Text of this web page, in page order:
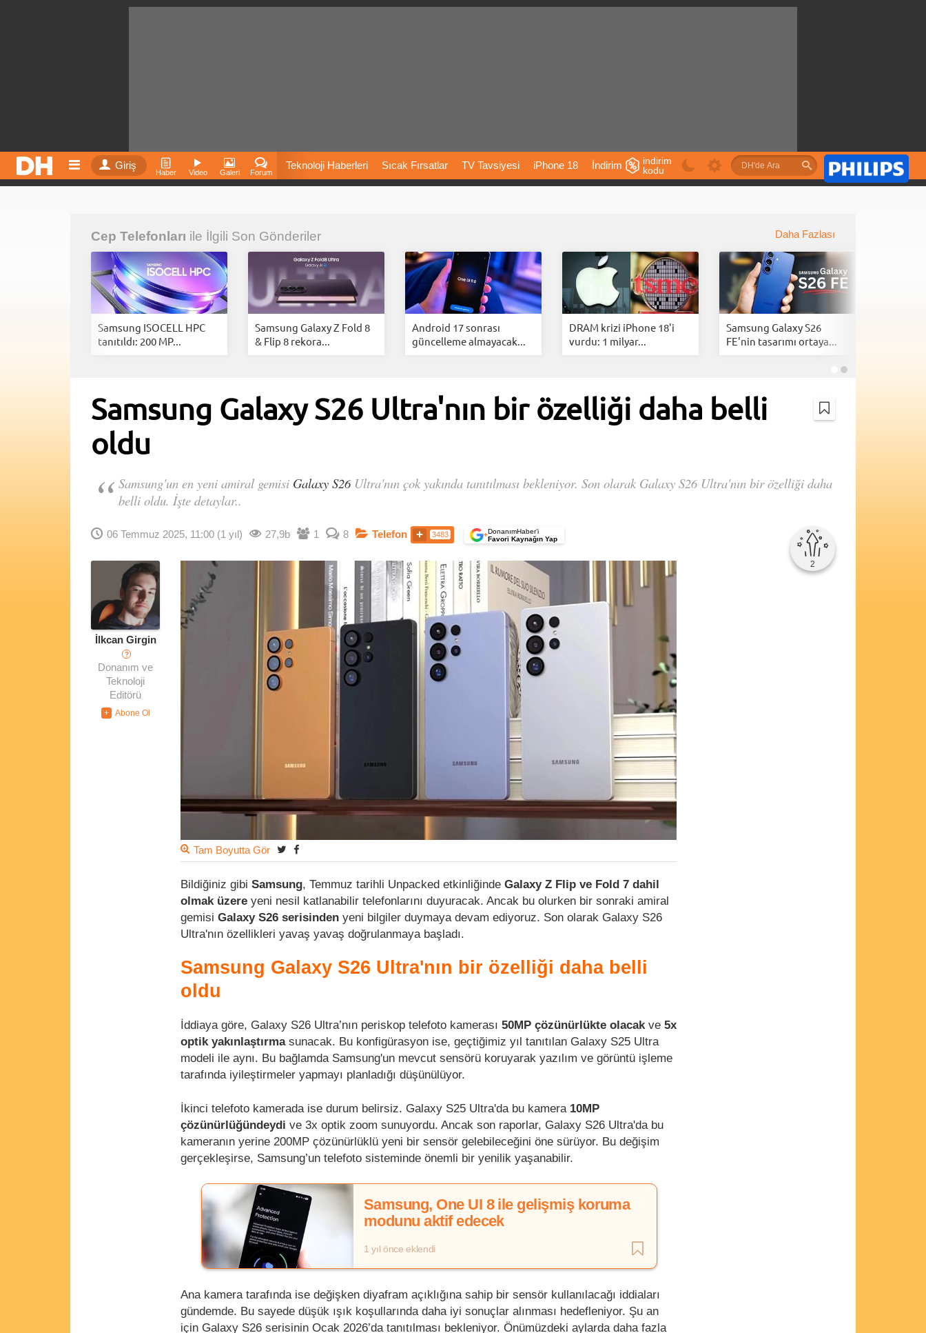
Giriş
Haber Video Galeri Forum
Teknoloji Haberleri Sıcak Fırsatlar TV Tavsiyesi iPhone 18 İndirim
Fiyatları
İnstagram Dondurma İnstagram Çöktü Mü
indirim
kodu
Cep Telefonları ile İlgili Son Gönderiler Daha Fazlası
Samsung ISOCELL HPC
tanıtıldı: 200 MP...
Samsung Galaxy Z Fold 8
& Flip 8 rekora...
Android 17 sonrası
güncelleme almayacak...
DRAM krizi iPhone 18'i
vurdu: 1 milyar...
Samsung Galaxy S26
FE'nin tasarımı ortaya...
Samsung Galaxy S26 Ultra'nın bir özelliği daha belli
oldu
Samsung'un en yeni amiral gemisi Galaxy S26Ultra'nın çok yakında tanıtılması bekleniyor. Son olarak Galaxy S26 Ultra'nın bir özelliği daha
belli oldu. İşte detaylar..
06 Temmuz 2025, 11:00 (1 yıl) 27,9b 1 8 Telefon 3483 +DonanımHaber’i
Favori Kaynağın Yap
2
İlkcan Girgin
?
Donanım ve
Teknoloji
Editörü
Tam Boyutta Gör
Bildiğiniz gibi Samsung, Temmuz tarihli Unpacked etkinliğinde Galaxy Z Flip ve Fold 7 dahil
olmak üzere yeni nesil katlanabilir telefonlarını duyuracak. Ancak bu olurken bir sonraki amiral
gemisi Galaxy S26 serisinden yeni bilgiler duymaya devam ediyoruz. Son olarak Galaxy S26
Ultra'nın özellikleri yavaş yavaş doğrulanmaya başladı.
Samsung Galaxy S26 Ultra'nın bir özelliği daha belli
oldu
İddiaya göre, Galaxy S26 Ultra’nın periskop telefoto kamerası 50MP çözünürlükte olacakve 5x
optik yakınlaştırmasunacak. Bu konfigürasyon ise, geçtiğimiz yıl tanıtılan Galaxy S25 Ultra
modeli ile aynı. Bu bağlamda Samsung'un mevcut sensörü koruyarak yazılım ve görüntü işleme
tarafında iyileştirmeler yapmayı planladığı düşünülüyor.
İkinci telefoto kamerada ise durum belirsiz. Galaxy S25 Ultra'da bu kamera 10MP
çözünürlüğündeydi ve 3x optik zoom sunuyordu. Ancak son raporlar, Galaxy S26 Ultra'da bu
kameranın yerine 200MP çözünürlüklü yeni bir sensör gelebileceğini öne sürüyor. Bu değişim
gerçekleşirse, Samsung’un telefoto sisteminde önemli bir yenilik yaşanabilir.
Samsung, One UI 8 ile gelişmiş koruma
modunu aktif edecek
1 yıl önce eklendi
Ana kamera tarafında ise değişken diyafram açıklığına sahip bir sensör kullanılacağı iddiaları
gündemde. Bu sayede düşük ışık koşullarında daha iyi sonuçlar alınması hedefleniyor. Şu an
için Galaxy S26 serisinin Ocak 2026’da tanıtılması bekleniyor. Önümüzdeki aylarda daha fazla